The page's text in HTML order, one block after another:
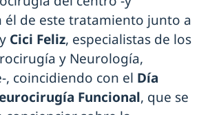
él de este tratamiento junto a
y Cici Feliz, especialistas de los
y Neurología,
, coincidiendo con el Día
Funcional, que se